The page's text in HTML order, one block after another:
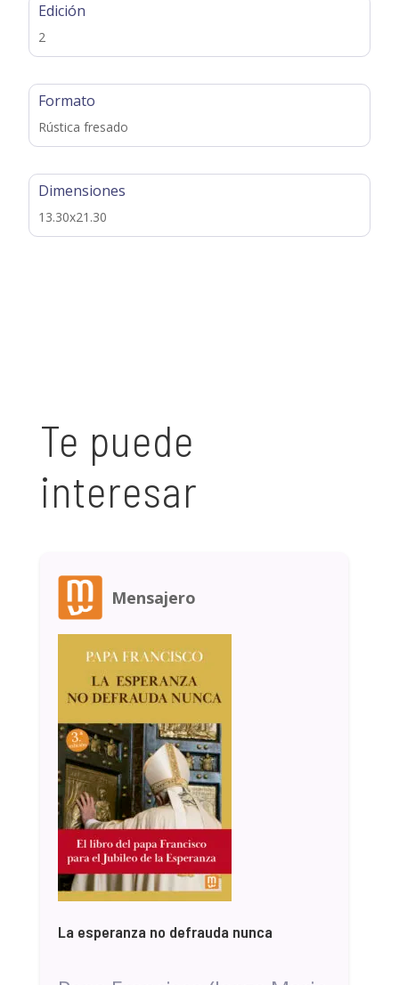
Edición
2
Formato
Rústica fresado
Dimensiones
13.30x21.30
Te puede
interesar
Mensajero
La esperanza no defrauda nunca